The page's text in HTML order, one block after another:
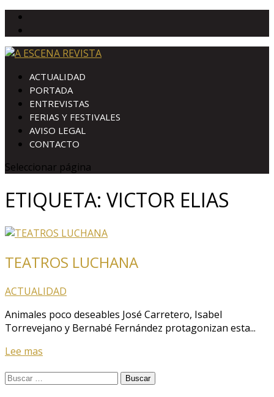
ACTUALIDAD
PORTADA
ENTREVISTAS
FERIAS Y FESTIVALES
AVISO LEGAL
CONTACTO
Seleccionar página
ETIQUETA: VICTOR ELIAS
TEATROS LUCHANA
ACTUALIDAD
Animales poco deseables José Carretero, Isabel
Torrevejano y Bernabé Fernández protagonizan esta...
Lee mas
Buscar: